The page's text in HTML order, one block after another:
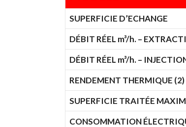
SUPERFICIE D’ECHANGE
DÉBIT RÉEL m³/h. –
DÉBIT RÉEL m³/h. –
RENDEMENT THERMIQUE (2)
SUPERFICIE TRAITÉE
CONSOMMATION